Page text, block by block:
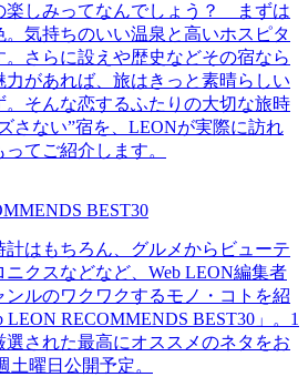
楽しみってなんでしょう？ まずは
気持ちのいい温泉と高いホスピタ
。さらに設えや歴史などその宿なら
力があれば、旅はきっと素晴らしい
。そんな恋するふたりの大切な旅時
さない”宿を、LEONが実際に訪れ
てご紹介します。
BEST30
計はもちろん、グルメからビューテ
ニクスなどなど、Web LEON編集者
ンルのワクワクするモノ・コトを紹
LEON RECOMMENDS BEST30」。1
選された最高にオススメのネタをお
土曜日公開予定。